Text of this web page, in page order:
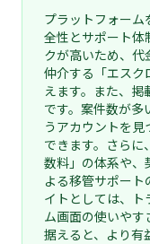
プラットフォー
全性とサポート体
クが高いため、
仲介する「エスク
えます。また、
です。案件数が多
うアカウントを
できます。さら
数料」の体系や、
よる移管サポー
イトとしては、
ム画面の使いや
据えると、より有